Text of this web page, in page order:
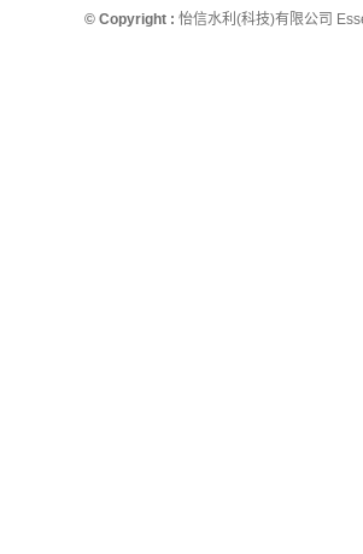
© Copyright : 怡信水利(科技)有限公司